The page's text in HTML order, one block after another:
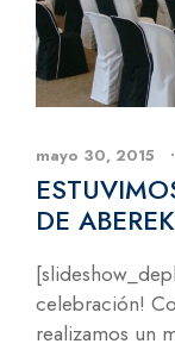
mayo 30, 2015 •
DE
celebración!
realizamos un